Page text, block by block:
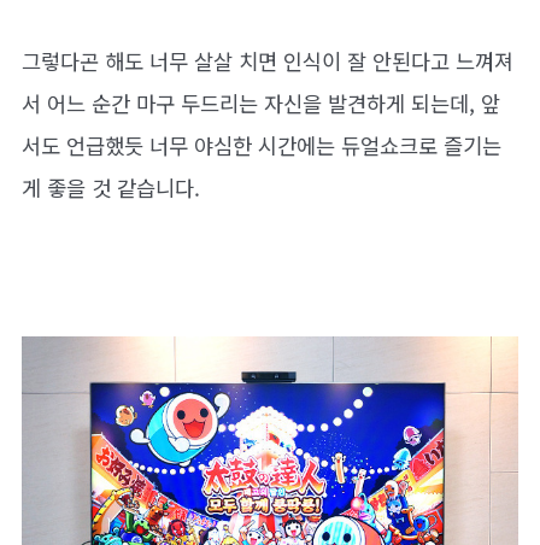
그렇다곤 해도 너무 살살 치면 인식이 잘 안된다고 느껴져
서 어느 순간 마구 두드리는 자신을 발견하게 되는데, 앞
서도 언급했듯 너무 야심한 시간에는 듀얼쇼크로 즐기는
게 좋을 것 같습니다.